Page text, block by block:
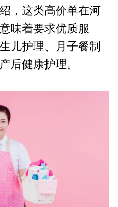
，这类高价单在河
味着要求优质服
儿护理、月子餐制
后健康护理。